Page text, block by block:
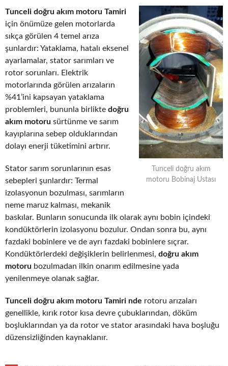
Tunceli doğru akım
motoru Bobinaj Ustası
Tunceli doğru akım motoru Tamiri
için önümüze gelen motorlarda
sıkça görülen 4 temel arıza
şunlardır: Yataklama, hatalı eksenel
ayarlamalar, stator sarımları ve
rotor sorunları. Elektrik
motorlarında görülen arızaların
%41’ini kapsayan yataklama
problemleri, bununla birlikte doğru
akım motoru sürtünme ve sarım
kayıplarına sebep olduklarından
dolayı enerji tüketimini artırır.
Stator sarım sorunlarının esas
sebepleri şunlardır: Termal
izolasyonun bozulması, sarımların
neme maruz kalması, mekanik
baskılar. Bunların sonucunda ilk olarak aynı bobin içindeki
kondüktörlerin izolasyonu bozulur. Ondan sonra bu, aynı
fazdaki bobinlere ve de ayrı fazdaki bobinlere sıçrar.
Kondüktörlerdeki değişiklerin belirlenmesi, doğru akım
motoru bozulmadan ilkin onarım edilmesine yada
yenilenmeye olanak sağlar.
Tunceli doğru akım motoru Tamiri nde rotoru arızaları
genellikle, kırık rotor kısa devre çubuklarından, döküm
boşluklarından ya da rotor ve stator arasındaki hava boşluğu
düzensizliğinden kaynaklanır.